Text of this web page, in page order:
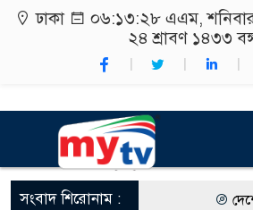
ঢাকা ০৬:১৩:২৯ এএম,
২৪ শ্রাবণ ১৪৩৩
সংবাদ শিরোনাম : দেশের